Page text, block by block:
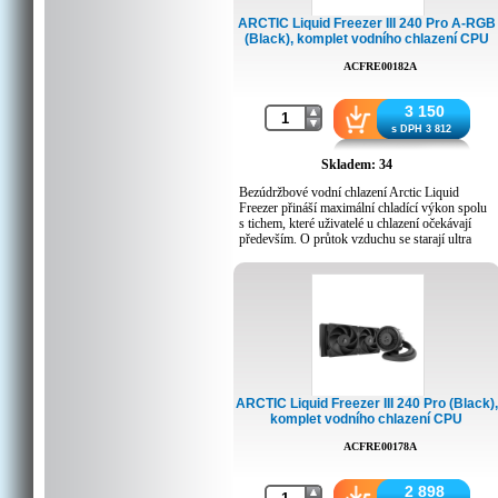
ARCTIC Liquid Freezer III 240 Pro A-RGB
(Black), komplet vodního chlazení CPU
ACFRE00182A
3 150
s DPH 3 812
Skladem: 34
Bezúdržbové vodní chlazení Arctic Liquid
Freezer přináší maximální chladící výkon spolu
s tichem, které uživatelé u chlazení očekávají
především. O průtok vzduchu se starají ultra
VRM ventilátor: 400 - 2500 ot./min. (řízeno
Radiátor:
Materiál: hliník
Rozměry: 277 x 120 x 38 mm
Kompatibilní s:
ARCTIC Liquid Freezer III 240 Pro (Black),
komplet vodního chlazení CPU
ACFRE00178A
2 898